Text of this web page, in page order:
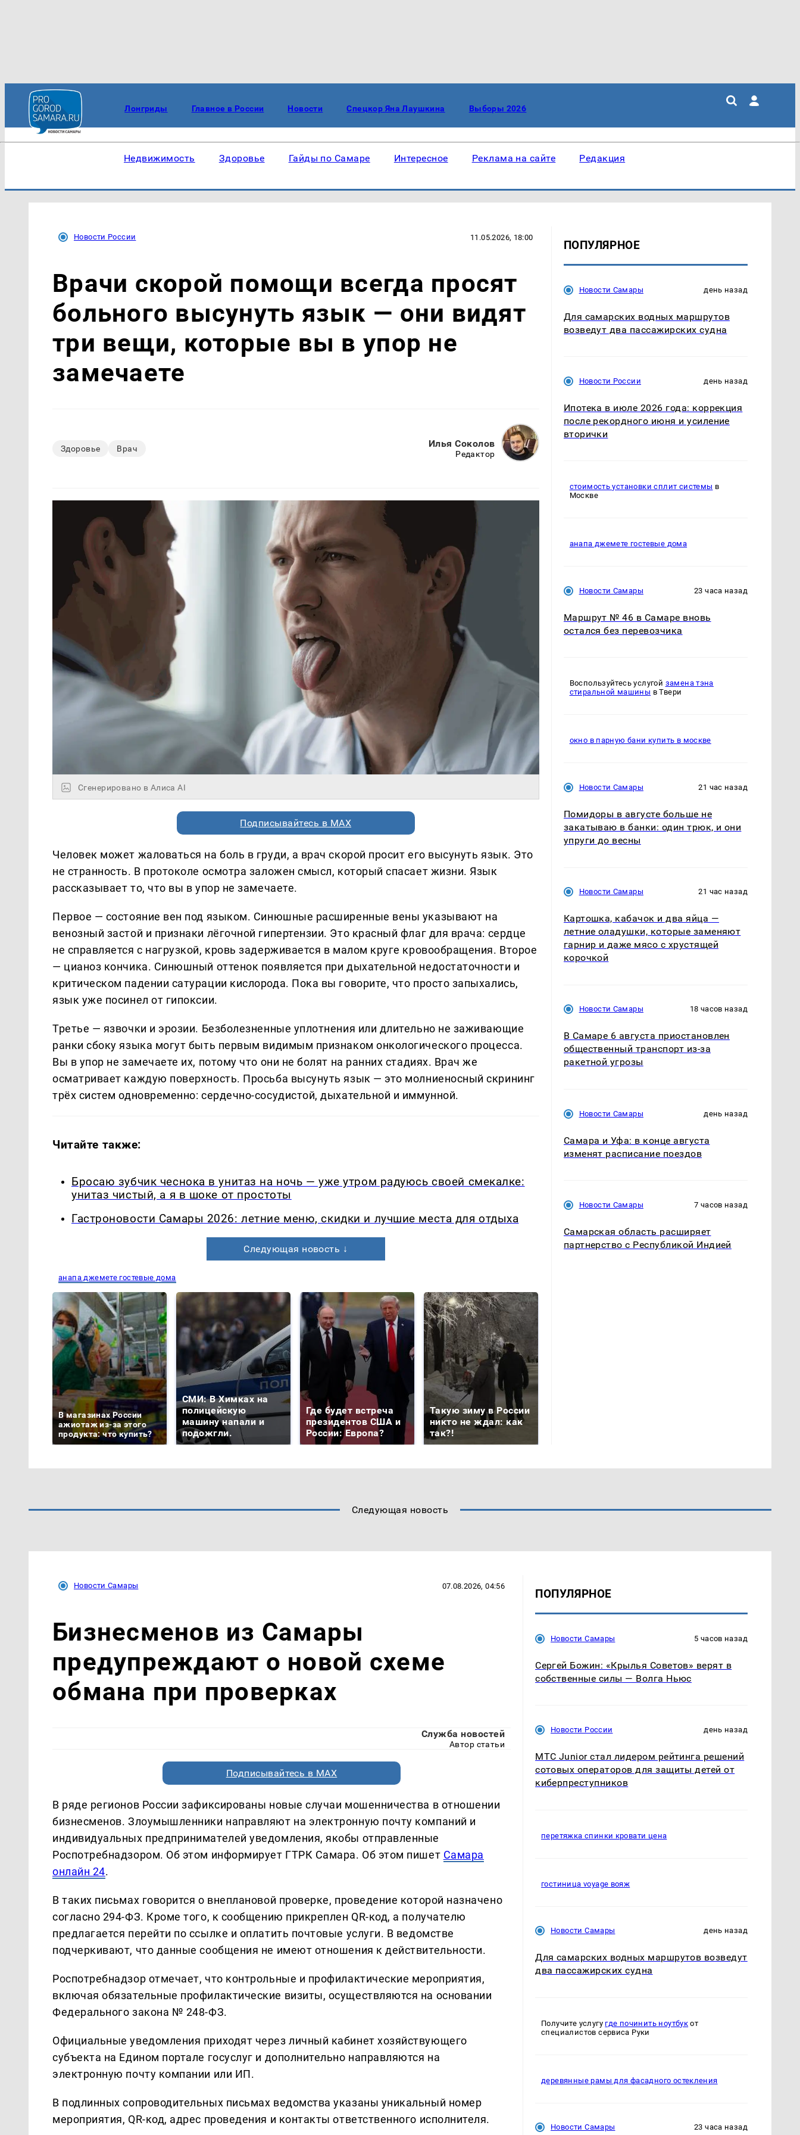
Лонгриды Главное в России Новости Спецкор Яна Лаушкина Выборы 2026
Недвижимость Здоровье Гайды по Самаре Интересное Реклама на сайте Редакция
Новости России 11.05.2026, 18:00
Врачи скорой помощи всегда просят
больного высунуть язык — они видят
три вещи, которые вы в упор не
замечаете
Здоровье Врач Илья Соколов
Редактор
Сгенерировано в Алиса AI
Подписывайтесь в MAX
Человек может жаловаться на боль в груди, а врач скорой просит его высунуть язык. Это
не странность. В протоколе осмотра заложен смысл, который спасает жизни. Язык
рассказывает то, что вы в упор не замечаете.
Первое — состояние вен под языком. Синюшные расширенные вены указывают на
венозный застой и признаки лёгочной гипертензии. Это красный флаг для врача: сердце
не справляется с нагрузкой, кровь задерживается в малом круге кровообращения. Второе
— цианоз кончика. Синюшный оттенок появляется при дыхательной недостаточности и
критическом падении сатурации кислорода. Пока вы говорите, что просто запыхались,
язык уже посинел от гипоксии.
Третье — язвочки и эрозии. Безболезненные уплотнения или длительно не заживающие
ранки сбоку языка могут быть первым видимым признаком онкологического процесса.
Вы в упор не замечаете их, потому что они не болят на ранних стадиях. Врач же
осматривает каждую поверхность. Просьба высунуть язык — это молниеносный скрининг
трёх систем одновременно: сердечно-сосудистой, дыхательной и иммунной.
Читайте также:
Бросаю зубчик чеснока в унитаз на ночь — уже утром радуюсь своей смекалке:
унитаз чистый, а я в шоке от простоты
Гастроновости Самары 2026: летние меню, скидки и лучшие места для отдыха
Следующая новость ↓
анапа джемете гостевые дома
В магазинах России
ажиотаж из-за этого
продукта: что купить?
СМИ: В Химках на
полицейскую
машину напали и
подожгли.
Где будет встреча
президентов США и
России: Европа?
Такую зиму в России
никто не ждал: как
так?!
ПОПУЛЯРНОЕ
Новости Самары день назад
Для самарских водных маршрутов
возведут два пассажирских судна
Новости России день назад
Ипотека в июле 2026 года: коррекция
после рекордного июня и усиление
вторички
стоимость установки сплит системы в
Москве
анапа джемете гостевые дома
Новости Самары 23 часа назад
Маршрут № 46 в Самаре вновь
остался без перевозчика
Воспользуйтесь услугой замена тэна
стиральной машины в Твери
окно в парную бани купить в москве
Новости Самары 21 час назад
Помидоры в августе больше не
закатываю в банки: один трюк, и они
упруги до весны
Новости Самары 21 час назад
Картошка, кабачок и два яйца —
летние оладушки, которые заменяют
гарнир и даже мясо с хрустящей
корочкой
Новости Самары 18 часов назад
В Самаре 6 августа приостановлен
общественный транспорт из-за
ракетной угрозы
Новости Самары день назад
Самара и Уфа: в конце августа
изменят расписание поездов
Новости Самары 7 часов назад
Самарская область расширяет
партнерство с Республикой Индией
Следующая новость
Новости Самары 07.08.2026, 04:56
Бизнесменов из Самары
предупреждают о новой схеме
обмана при проверках
Служба новостей
Автор статьи
Подписывайтесь в MAX
В ряде регионов России зафиксированы новые случаи мошенничества в отношении
бизнесменов. Злоумышленники направляют на электронную почту компаний и
индивидуальных предпринимателей уведомления, якобы отправленные
Роспотребнадзором. Об этом информирует ГТРК Самара. Об этом пишет Самара
онлайн 24.
В таких письмах говорится о внеплановой проверке, проведение которой назначено
согласно 294-ФЗ. Кроме того, к сообщению прикреплен QR-код, а получателю
предлагается перейти по ссылке и оплатить почтовые услуги. В ведомстве
подчеркивают, что данные сообщения не имеют отношения к действительности.
Роспотребнадзор отмечает, что контрольные и профилактические мероприятия,
включая обязательные профилактические визиты, осуществляются на основании
Федерального закона № 248-ФЗ.
Официальные уведомления приходят через личный кабинет хозяйствующего
субъекта на Едином портале госуслуг и дополнительно направляются на
электронную почту компании или ИП.
В подлинных сопроводительных письмах ведомства указаны уникальный номер
мероприятия, QR-код, адрес проведения и контакты ответственного исполнителя.
ПОПУЛЯРНОЕ
Новости Самары 5 часов назад
Сергей Божин: «Крылья Советов» верят в
собственные силы — Волга Ньюс
Новости России день назад
МТС Junior стал лидером рейтинга решений
сотовых операторов для защиты детей от
киберпреступников
перетяжка спинки кровати цена
гостиница voyage вояж
Новости Самары день назад
Для самарских водных маршрутов возведут
два пассажирских судна
Получите услугу где починить ноутбук от
специалистов сервиса Руки
деревянные рамы для фасадного остекления
Новости Самары 23 часа назад